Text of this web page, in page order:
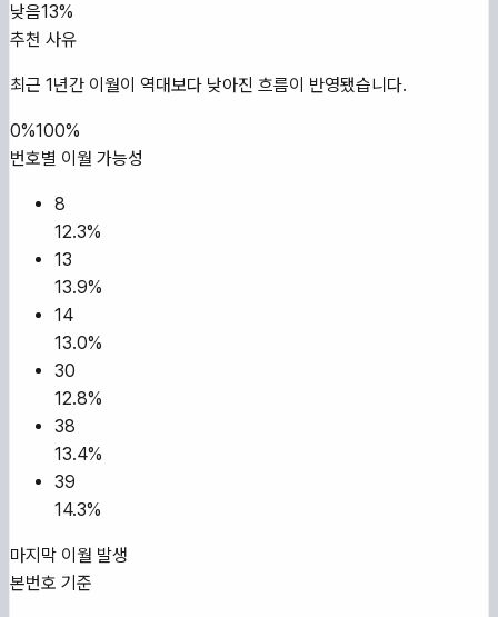
낮음13%
추천 사유
최근 1년간 이월이 역대보다 낮아진 흐름이 반영됐습니다.
0%100%
번호별 이월 가능성
8
12.3%
13
13.9%
14
13.0%
30
12.8%
38
13.4%
39
14.3%
마지막 이월 발생
본번호 기준